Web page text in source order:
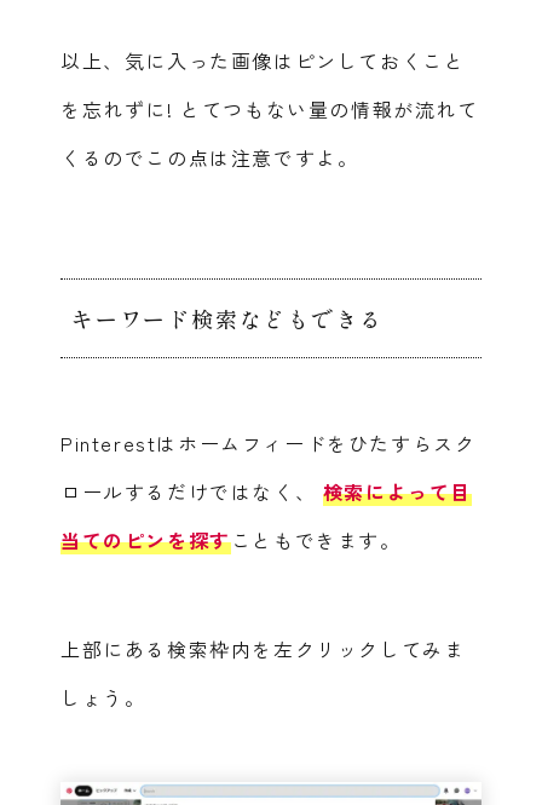
以上、気に入った画像はピンしておくこと
を忘れずに! とてつもない量の情報が流れて
くるのでこの点は注意ですよ。
キーワード検索などもできる
Pinterestはホームフィードをひたすらスク
ロールするだけではなく、
検索によって目
当てのピンを探すこともできます。
上部にある検索枠内を左クリックしてみま
しょう。